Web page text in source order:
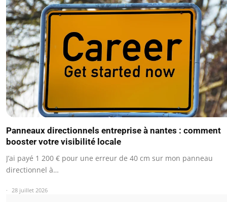
Panneaux directionnels entreprise à nantes : comment
booster votre visibilité locale
J’ai payé 1 200 € pour une erreur de 40 cm sur mon panneau
directionnel à…
28 juillet 2026